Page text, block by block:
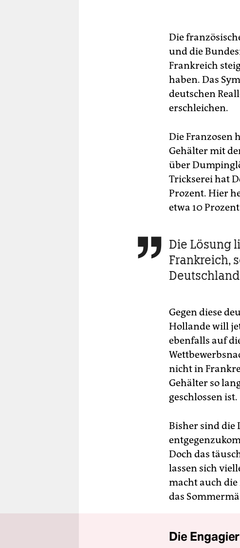
Die
und die
Frankreich
haben. Das
deutschen
erschleichen.
Die Franzosen
Gehälter mit
über
Trickserei hat
Prozent. Hier
etwa 10
 Die Lösung
Frankreich,
Deutschland
Gegen diese
Hollande will
ebenfalls auf
nicht in
Gehälter so
geschlossen ist.
Bisher sind die
Doch das
lassen sich
macht auch die
das
Die